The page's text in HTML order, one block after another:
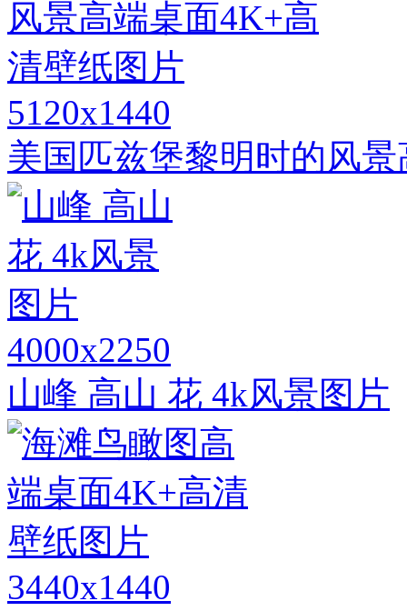
5120x1440
美国匹兹堡黎明时的风
4000x2250
山峰 高山 花 4k风景图片
3440x1440